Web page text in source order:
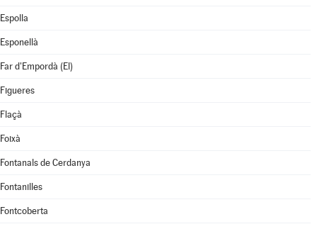
Espolla
Esponellà
Far d'Empordà (El)
Figueres
Flaçà
Foixà
Fontanals de Cerdanya
Fontanilles
Fontcoberta